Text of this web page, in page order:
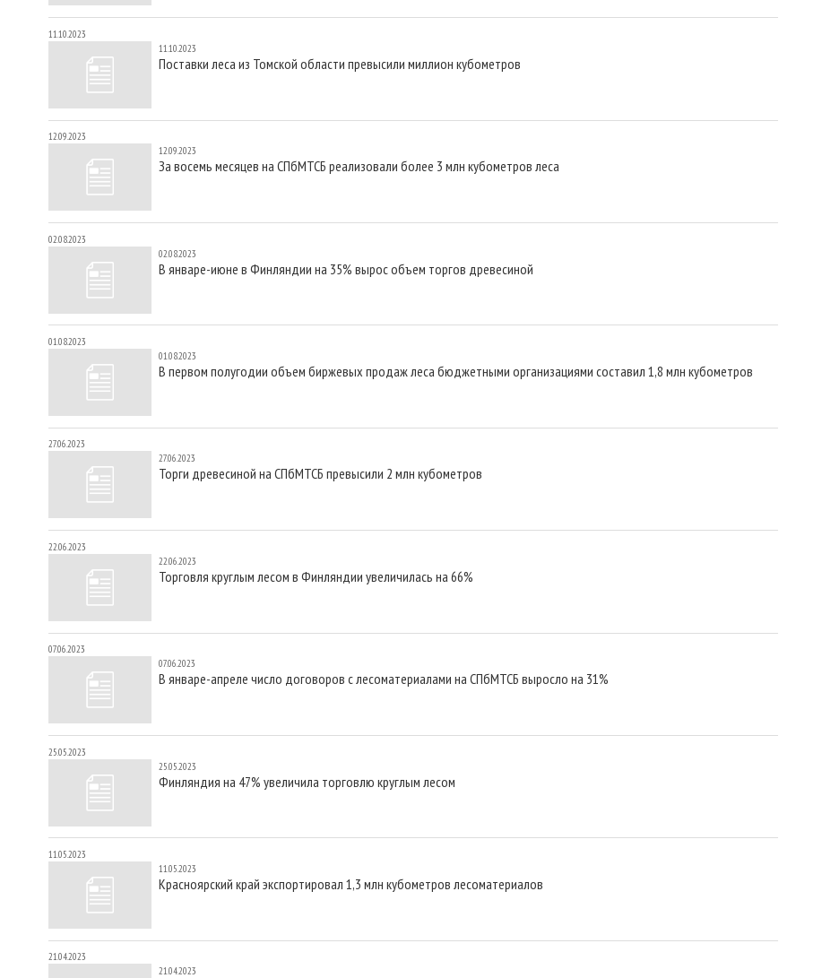
11.10.2023
11.10.2023
Поставки леса из Томской области превысили миллион кубометров
12.09.2023
12.09.2023
За восемь месяцев на СПбМТСБ реализовали более 3 млн кубометров леса
02.08.2023
02.08.2023
В январе-июне в Финляндии на 35% вырос объем торгов древесиной
01.08.2023
01.08.2023
В первом полугодии объем биржевых продаж леса бюджетными организациями составил 1,8 млн кубометров
27.06.2023
27.06.2023
Торги древесиной на СПбМТСБ превысили 2 млн кубометров
22.06.2023
22.06.2023
Торговля круглым лесом в Финляндии увеличилась на 66%
07.06.2023
07.06.2023
В январе-апреле число договоров с лесоматериалами на СПбМТСБ выросло на 31%
25.05.2023
25.05.2023
Финляндия на 47% увеличила торговлю круглым лесом
11.05.2023
11.05.2023
Красноярский край экспортировал 1,3 млн кубометров лесоматериалов
21.04.2023
21.04.2023